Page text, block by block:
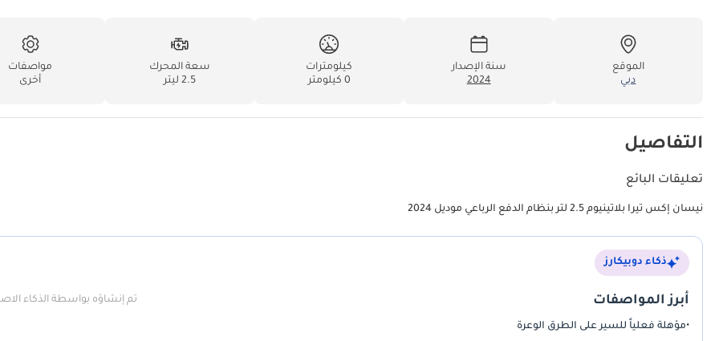
الموقع
دبي
سنة الإصدار
2024
كيلومترات
0 كيلومتر
سعة المحرك
2.5 ليتر
مواصفات
أخرى
التفاصيل
تعليقات البائع
نيسان إكس تيرا بلاتينيوم 2.5 لتر بنظام الدفع الرباعي موديل 2024
ذكاء دوبيكارز
أبرز المواصفات تم إنشاؤه بواسطة الذكاء
•مؤهلة فعلياً للسير على الطرق الوعرة